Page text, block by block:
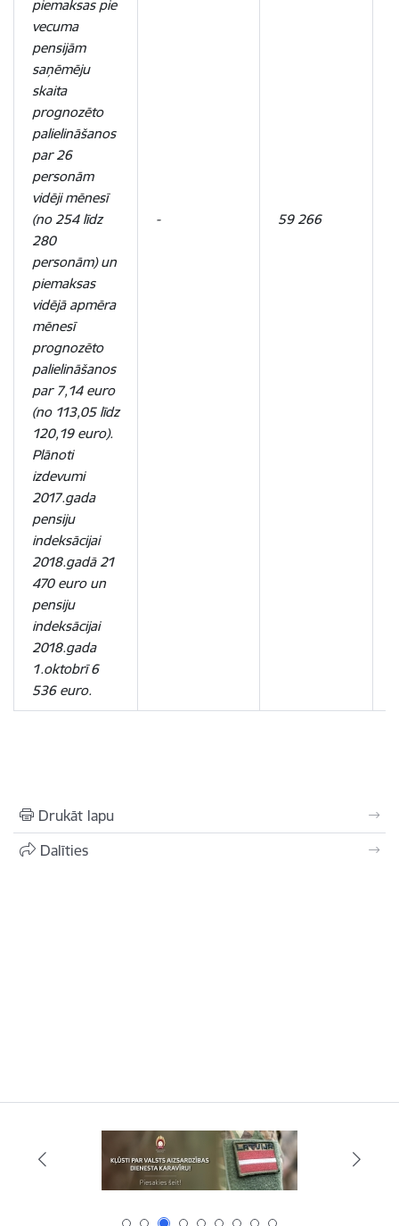
piemaksas pie
vecuma
pensijām
saņēmēju
skaita
prognozēto
palielināšanos
par 26
personām
vidēji mēnesī
(no 254 līdz
280
personām) un
piemaksas
vidējā apmēra
mēnesī
prognozēto
palielināšanos
par 7,14 euro
(no 113,05 līdz
120,19 euro).
Plānoti
izdevumi
2017.gada
pensiju
indeksācijai
2018.gadā 21
470 euro un
pensiju
indeksācijai
2018.gada
1.oktobrī 6
536 euro.
- 59 266
Drukāt lapu
Dalīties